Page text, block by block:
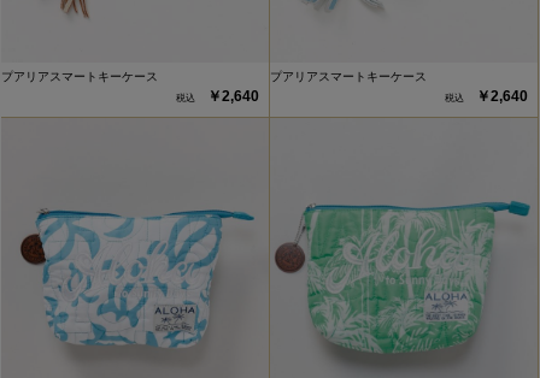
プアリアスマートキーケース
￥2,640
プアリアスマートキーケース
￥2,640